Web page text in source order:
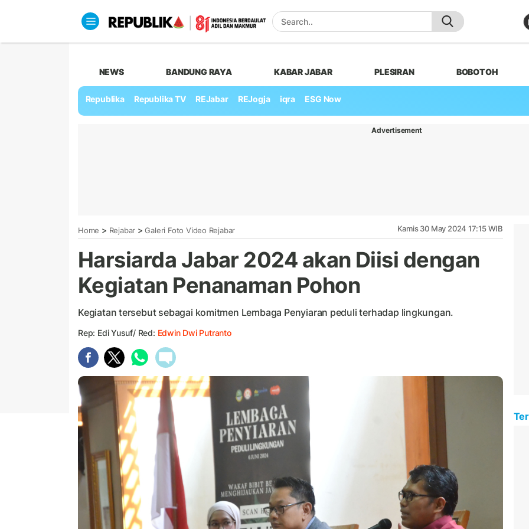
NEWS BANDUNG RAYA KABAR JABAR PLESIRAN BOBOTOH
Republika Republika TV REJabar REJogja iqra ESG Now
Advertisement
Home > Rejabar > Galeri Foto Video Rejabar Kamis 30 May 2024 17:15 WIB
Harsiarda Jabar 2024 akan Diisi dengan
Kegiatan Penanaman Pohon
Kegiatan tersebut sebagai komitmen Lembaga Penyiaran peduli terhadap lingkungan.
Rep: Edi Yusuf/ Red: Edwin Dwi Putranto